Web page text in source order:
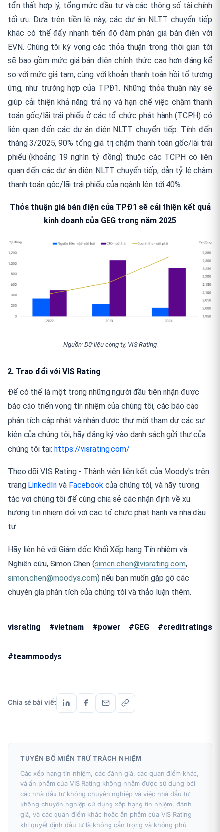
tổn thất hợp lý, tổng mức đầu tư và các thông số tài chính
tối ưu. Dựa trên tiền lệ này, các dự án NLTT chuyển tiếp
khác có thể đẩy nhanh tiến độ đàm phán giá bán điện với
EVN. Chúng tôi kỳ vọng các thỏa thuận trong thời gian tới
sẽ bao gồm mức giá bán điện chính thức cao hơn đáng kể
so với mức giá tạm, cùng với khoản thanh toán hồi tố tương
ứng, như trường hợp của TPĐ1. Những thỏa thuận này sẽ
giúp cải thiện khả năng trả nợ và hạn chế việc chậm thanh
toán gốc/lãi trái phiếu ở các tổ chức phát hành (TCPH) có
liên quan đến các dự án điện NLTT chuyển tiếp. Tính đến
tháng 3/2025, 90% tổng giá trị chậm thanh toán gốc/lãi trái
phiếu (khoảng 19 nghìn tỷ đồng) thuộc các TCPH có liên
quan đến các dự án điện NLTT chuyển tiếp, dẫn tỷ lệ chậm
thanh toán gốc/lãi trái phiếu của ngành lên tới 40%.
Thỏa thuận giá bán điện của TPĐ1 sẽ cải thiện kết quả
kinh doanh của GEG trong năm 2025
Nguồn: Dữ liệu công ty, VIS Rating
2. Trao đổi với VIS Rating
Để có thể là một trong những người đầu tiên nhận được
báo cáo triển vọng tín nhiệm của chúng tôi, các báo cáo
phân tích cập nhật và nhận được thư mời tham dự các sự
kiện của chúng tôi, hãy đăng ký vào danh sách gửi thư của
chúng tôi tại: https://visrating.com/
Theo dõi VIS Rating - Thành viên liên kết của Moody's trên
trang LinkedIn và Facebook của chúng tôi, và hãy tương
tác với chúng tôi để cùng chia sẻ các nhận định về xu
hướng tín nhiệm đối với các tổ chức phát hành và nhà đầu
tư.
Hãy liên hệ với Giám đốc Khối Xếp hạng Tín nhiệm và
Nghiên cứu, Simon Chen (simon.chen@visrating.com,
simon.chen@moodys.com) nếu bạn muốn gặp gỡ các
chuyên gia phân tích của chúng tôi và thảo luận thêm.
visrating #vietnam #power #GEG #creditratings
#teammoodys
Chia sẻ bài viết
TUYÊN BỐ MIỄN TRỪ TRÁCH NHIỆM
Các xếp hạng tín nhiệm, các đánh giá, các quan điểm khác,
và ấn phẩm của VIS Rating không nhằm được sử dụng bởi
các nhà đầu tư không chuyên nghiệp và việc nhà đầu tư
không chuyên nghiệp sử dụng xếp hạng tín nhiệm, đánh
giá, và các quan điểm khác hoặc ấn phẩm của VIS Rating
khi quyết định đầu tư là không cẩn trọng và không phù